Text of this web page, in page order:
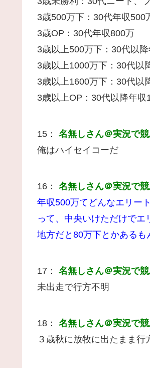
3歳500万下：30代年収500
3歳OP：30代年収800万
3歳以上500万下：30代以
3歳以上1000万下：30代以
3歳以上1600万下：30代以
3歳以上OP：30代以降年収
15： 名無しさん＠実況で
俺はハイセイコーだ
16： 名無しさん＠実況で
年収500万てどんなエリー
って、中央いけただけで
地方だと80万下とかあるも
17： 名無しさん＠実況で
未出走で行方不明
18： 名無しさん＠実況で
３歳秋に放牧に出たまま行